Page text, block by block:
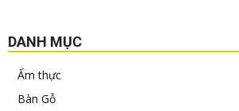
DANH MỤC
Ẩm thực
Bàn Gỗ